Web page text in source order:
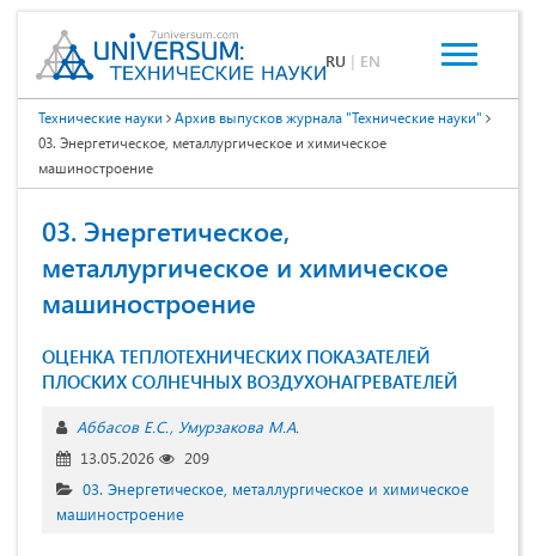
RU | EN
Технические науки
Архив выпусков журнала "Технические науки"
03. Энергетическое, металлургическое и химическое
машиностроение
03. Энергетическое,
металлургическое и химическое
машиностроение
ОЦЕНКА ТЕПЛОТЕХНИЧЕСКИХ ПОКАЗАТЕЛЕЙ
ПЛОСКИХ СОЛНЕЧНЫХ ВОЗДУХОНАГРЕВАТЕЛЕЙ
Аббасов Е.С. Умурзакова М.А.
13.05.2026
209
03. Энергетическое, металлургическое и химическое
машиностроение